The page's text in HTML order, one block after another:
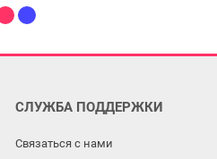
СЛУЖБА ПОДДЕРЖКИ
Связаться с нами